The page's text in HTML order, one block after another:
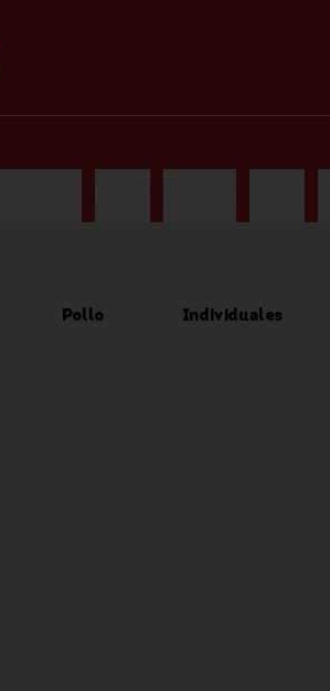
Pollo Individuales